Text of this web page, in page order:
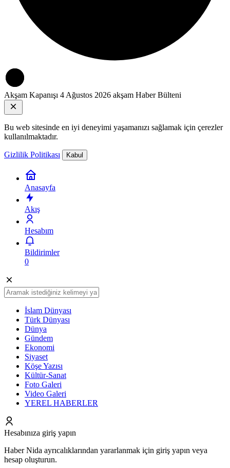
Akşam Kapanışı 4 Ağustos 2026 akşam Haber Bülteni
Bu web sitesinde en iyi deneyimi yaşamanızı sağlamak için çerezler
kullanılmaktadır.
Gizlilik Politikası Kabul
Anasayfa
Akış
Hesabım
Bildirimler
0
İslam Dünyası
Türk Dünyası
Dünya
Gündem
Ekonomi
Siyaset
Köşe Yazısı
Kültür-Sanat
Foto Galeri
Video Galeri
YEREL HABERLER
Hesabınıza giriş yapın
Haber Nida ayrıcalıklarından yararlanmak için giriş yapın veya
hesap oluşturun.